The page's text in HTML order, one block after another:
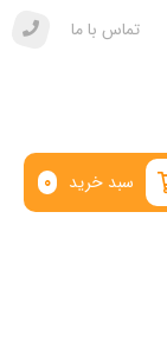
تماس با ما
سبد خرید 0